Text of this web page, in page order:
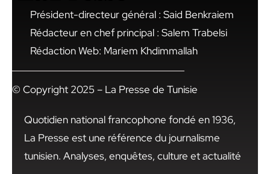
Président-directeur général : Said Benkraiem
Rédacteur en chef principal : Salem Trabelsi
Rédaction Web: Mariem Khdimmallah
© Copyright 2025 – La Presse de Tunisie
Quotidien national francophone fondé en 1936,
La Presse est une référence du journalisme
tunisien. Analyses, enquêtes, culture et actualité